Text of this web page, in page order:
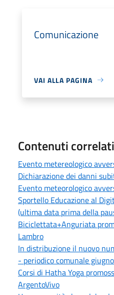
Comunicazione
VAI ALLA PAGINA
Contenuti correlati
Evento metereologico
Dichiarazione dei danni
Evento meteorologico
Sportello Educazione al
(ultima data prima della
Biciclettata+Anguriata
Lambro
In distribuzione il nuovo
- periodico comunale
Corsi di Hatha Yoga
ArgentoVivo